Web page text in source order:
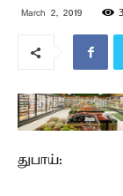
March 2, 2019
துபாய்: